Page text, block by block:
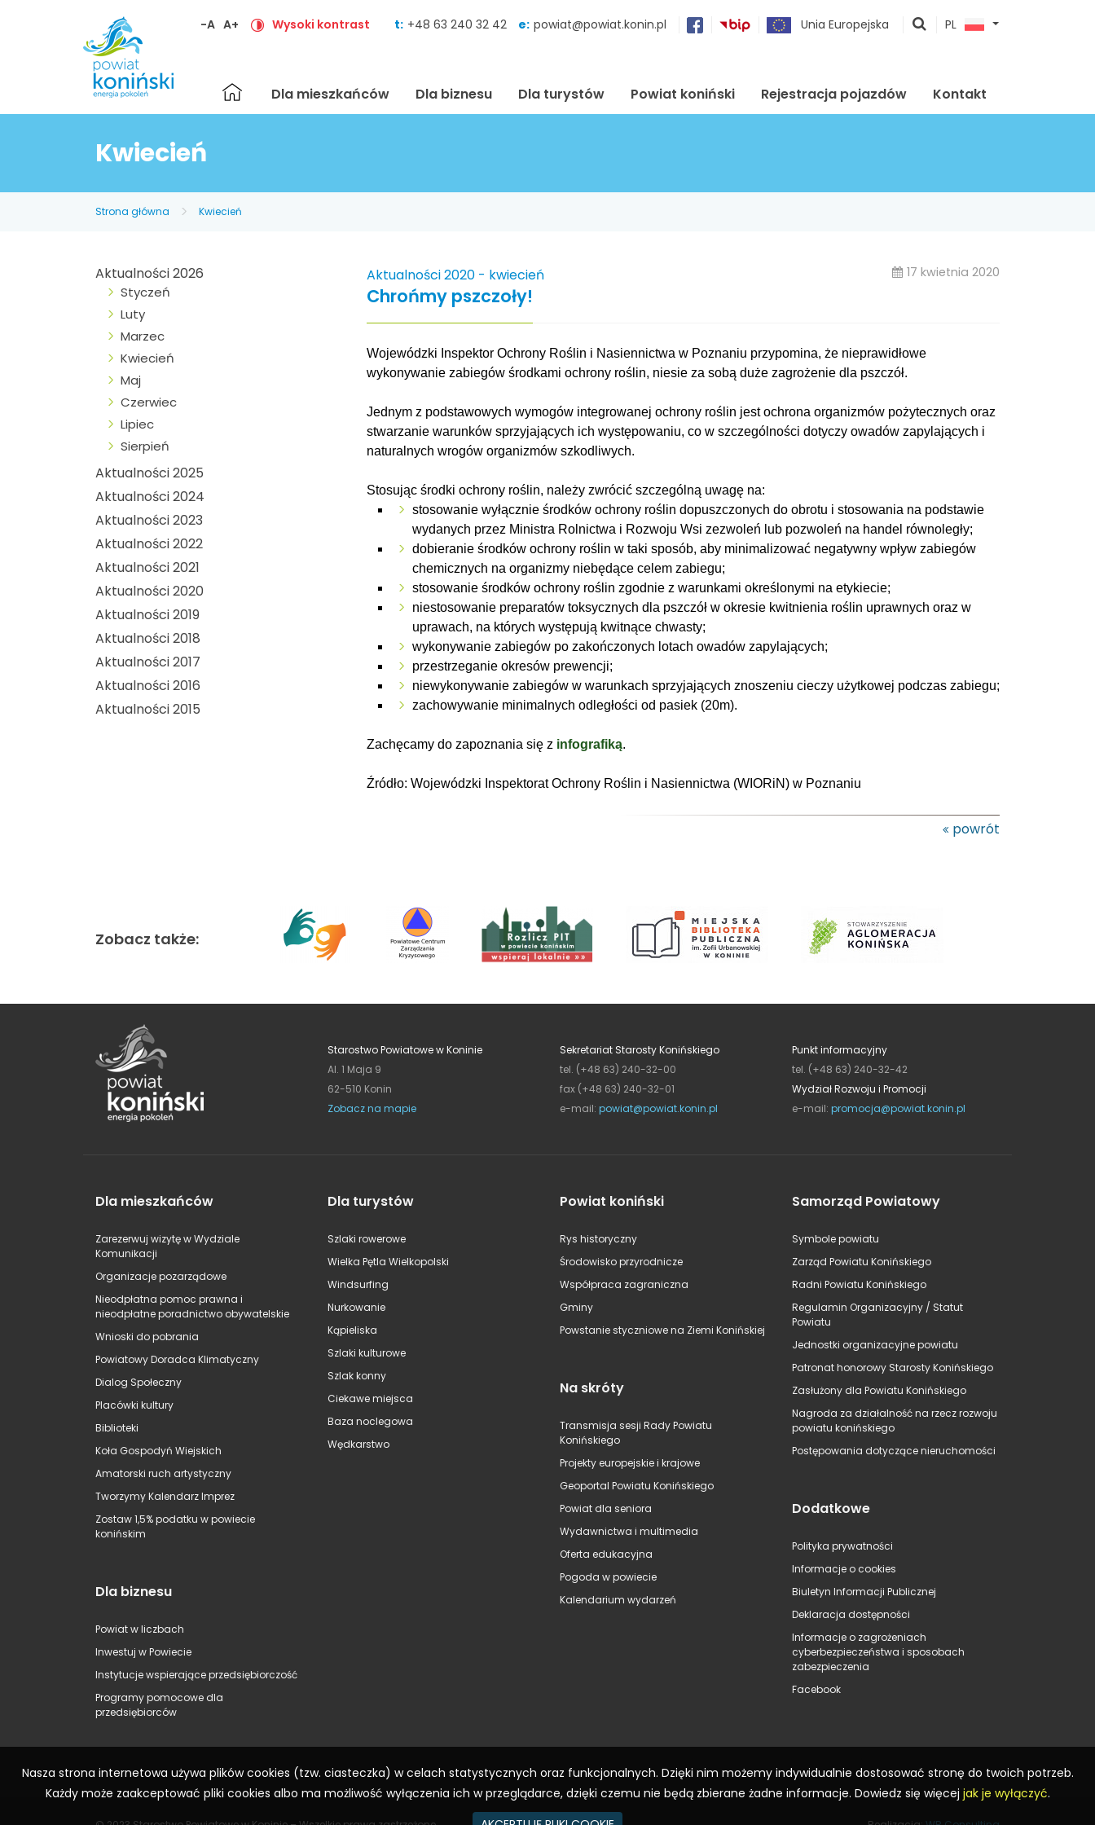
-A A+ Wysoki kontrast t: +48 63 240 32 42 e: powiat@powiat.konin.pl Unia Europejska
pokaż
PL
Strona
główna
Dla mieszkańców Dla biznesu Dla turystów Powiat koniński Rejestracja pojazdów Kontakt
Kwiecień
Strona główna Kwiecień
Aktualności 2026
Styczeń
Luty
Marzec
Kwiecień
Maj
Czerwiec
Lipiec
Sierpień
Aktualności 2025
Aktualności 2024
Aktualności 2023
Aktualności 2022
Aktualności 2021
Aktualności 2020
Aktualności 2019
Aktualności 2018
Aktualności 2017
Aktualności 2016
Aktualności 2015
Aktualności 2020 - kwiecień 17 kwietnia 2020
Chrońmy pszczoły!
Wojewódzki Inspektor Ochrony Roślin i Nasiennictwa w Poznaniu przypomina, że nieprawidłowe
wykonywanie zabiegów środkami ochrony roślin, niesie za sobą duże zagrożenie dla pszczół.
Jednym z podstawowych wymogów integrowanej ochrony roślin jest ochrona organizmów pożytecznych oraz
stwarzanie warunków sprzyjających ich występowaniu, co w szczególności dotyczy owadów zapylających i
naturalnych wrogów organizmów szkodliwych.
Stosując środki ochrony roślin, należy zwrócić szczególną uwagę na:
stosowanie wyłącznie środków ochrony roślin dopuszczonych do obrotu i stosowania na podstawie
wydanych przez Ministra Rolnictwa i Rozwoju Wsi zezwoleń lub pozwoleń na handel równoległy;
dobieranie środków ochrony roślin w taki sposób, aby minimalizować negatywny wpływ zabiegów
chemicznych na organizmy niebędące celem zabiegu;
stosowanie środków ochrony roślin zgodnie z warunkami określonymi na etykiecie;
niestosowanie preparatów toksycznych dla pszczół w okresie kwitnienia roślin uprawnych oraz w
uprawach, na których występują kwitnące chwasty;
wykonywanie zabiegów po zakończonych lotach owadów zapylających;
przestrzeganie okresów prewencji;
niewykonywanie zabiegów w warunkach sprzyjających znoszeniu cieczy użytkowej podczas zabiegu;
zachowywanie minimalnych odległości od pasiek (20m).
Zachęcamy do zapoznania się z infografiką.
Źródło: Wojewódzki Inspektorat Ochrony Roślin i Nasiennictwa (WIORiN) w Poznaniu
powrót
Zobacz także:
Starostwo Powiatowe w Koninie
Al. 1 Maja 9
62-510 Konin
Zobacz na mapie
Sekretariat Starosty Konińskiego
tel. (+48 63) 240-32-00
fax (+48 63) 240-32-01
e-mail: powiat@powiat.konin.pl
Punkt informacyjny
tel. (+48 63) 240-32-42
Wydział Rozwoju i Promocji
e-mail: promocja@powiat.konin.pl
Dla mieszkańców
Zarezerwuj wizytę w Wydziale
Komunikacji
Organizacje pozarządowe
Nieodpłatna pomoc prawna i
nieodpłatne poradnictwo obywatelskie
Wnioski do pobrania
Powiatowy Doradca Klimatyczny
Dialog Społeczny
Placówki kultury
Biblioteki
Koła Gospodyń Wiejskich
Amatorski ruch artystyczny
Tworzymy Kalendarz Imprez
Zostaw 1,5% podatku w powiecie
konińskim
Dla biznesu
Powiat w liczbach
Inwestuj w Powiecie
Instytucje wspierające przedsiębiorczość
Programy pomocowe dla
przedsiębiorców
Dla turystów
Szlaki rowerowe
Wielka Pętla Wielkopolski
Windsurfing
Nurkowanie
Kąpieliska
Szlaki kulturowe
Szlak konny
Ciekawe miejsca
Baza noclegowa
Wędkarstwo
Powiat koniński
Rys historyczny
Środowisko przyrodnicze
Współpraca zagraniczna
Gminy
Powstanie styczniowe na Ziemi Konińskiej
Na skróty
Transmisja sesji Rady Powiatu
Konińskiego
Projekty europejskie i krajowe
Geoportal Powiatu Konińskiego
Powiat dla seniora
Wydawnictwa i multimedia
Oferta edukacyjna
Pogoda w powiecie
Kalendarium wydarzeń
Samorząd Powiatowy
Symbole powiatu
Zarząd Powiatu Konińskiego
Radni Powiatu Konińskiego
Regulamin Organizacyjny / Statut
Powiatu
Jednostki organizacyjne powiatu
Patronat honorowy Starosty Konińskiego
Zasłużony dla Powiatu Konińskiego
Nagroda za działalność na rzecz rozwoju
powiatu konińskiego
Postępowania dotyczące nieruchomości
Dodatkowe
Polityka prywatności
Informacje o cookies
Biuletyn Informacji Publicznej
Deklaracja dostępności
Informacje o zagrożeniach
cyberbezpieczeństwa i sposobach
zabezpieczenia
Facebook
Nasza strona internetowa używa plików cookies (tzw. ciasteczka) w celach statystycznych oraz funkcjonalnych. Dzięki nim możemy indywidualnie dostosować stronę do twoich potrzeb.
Każdy może zaakceptować pliki cookies albo ma możliwość wyłączenia ich w przeglądarce, dzięki czemu nie będą zbierane żadne informacje. Dowiedz się więcej jak je wyłączyć.